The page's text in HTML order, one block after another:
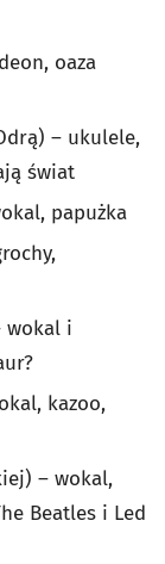
oaza
– ukulele,
świat
papużka
wokal i
kazoo,
– wokal,
Beatles i Led